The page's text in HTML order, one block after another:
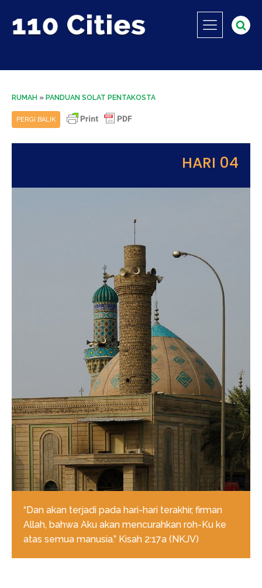
RUMAH » PANDUAN SOLAT PENTAKOSTA
PERGI BALIK
HARI 04
“Dan akan terjadi pada hari-hari terakhir, firman
Allah, bahwa Aku akan mencurahkan roh-Ku ke
atas semua manusia.” Kisah 2:17a (NKJV)